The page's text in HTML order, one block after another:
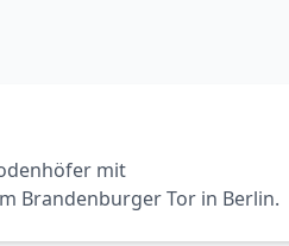
mit
Brandenburger Tor in Berlin.